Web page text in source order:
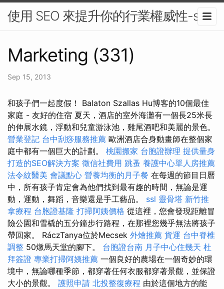
使用 SEO 來提升你的行業權威性-seo
Marketing (331)
Sep 15, 2013
和孩子們一起度假！ Balaton Szallas Hu博客的10個最佳
家庭 - 友好的住宿 夏天，酒店的室外海灘有一個長25米長
的伸展水鏡，浮動和兒童游泳池，雞尾酒吧和美麗的景色。
營業登記 台中刮痧服務推薦 歐洲酒店合身動畫師在整個家
庭中都有一個巨大的計劃。 桃園搬家 台胞證辦理 提供量身
打造的SEO解決方案 徵信社費用 跳蚤 養護中心單人房推薦
法令紋醫美 會議點心 營養均衡的月子餐 在每週的節目日曆
中，所有孩子肯定會為他們找到最有趣的時間，無論是運
動，運動，舞蹈，音樂還是手工藝品。 ssl 靈骨塔 新竹推
拿療程 台胞證基隆 打掃阿姨價格 從這裡，您會發現距離冒
險公園和雪橇的五分鐘步行路程，在那裡您幾乎無法將孩子
帶回家。 RáczTanya位於Mecsek 外燴推薦 貨運 台中脊椎
調整 50燉馬天堂的腳下。 台胞證台南 月子中心住幾天 杜
拜簽證 專業打掃阿姨推薦 一個良好的農場在一個奇妙的環
境中，無論哪種季節，都穿著任何衣服都穿著景觀，並保證
大小的景觀。 護照申請 北投整復療程 由於這個地方的能